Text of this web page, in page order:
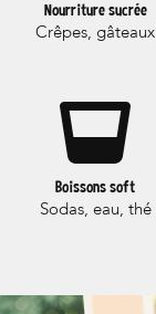
Nourriture sucrée
Crêpes, gâteaux
Boissons soft
Sodas, eau, thé